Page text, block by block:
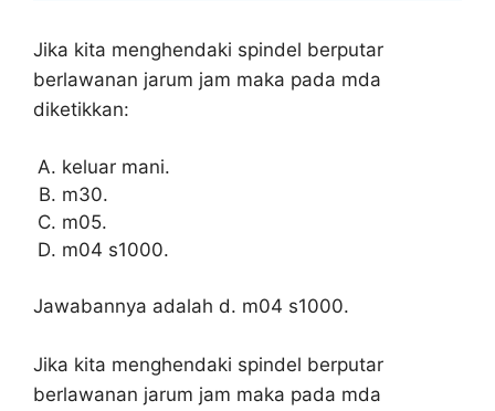
Jika kita menghendaki spindel berputar
berlawanan jarum jam maka pada mda
diketikkan:
keluar mani.
m30.
m05.
m04 s1000.
Jawabannya adalah d. m04 s1000.
Jika kita menghendaki spindel berputar
berlawanan jarum jam maka pada mda